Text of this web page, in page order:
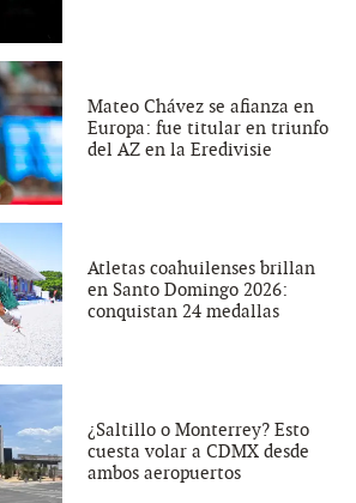
Mateo Chávez se afianza en
Europa: fue titular en triunfo
del AZ en la Eredivisie
Atletas coahuilenses brillan
en Santo Domingo 2026:
conquistan 24 medallas
¿Saltillo o Monterrey? Esto
cuesta volar a CDMX desde
ambos aeropuertos